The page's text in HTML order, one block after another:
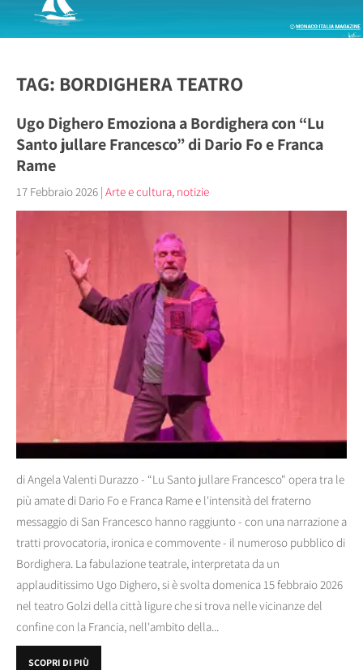
TAG: BORDIGHERA TEATRO
Ugo Dighero Emoziona a Bordighera con “Lu
Santo jullare Francesco” di Dario Fo e Franca
Rame
17 Febbraio 2026 | Arte e cultura, notizie
di Angela Valenti Durazzo - “Lu Santo jullare Francesco" opera tra le
più amate di Dario Fo e Franca Rame e l'intensità del fraterno
messaggio di San Francesco hanno raggiunto - con una narrazione a
tratti provocatoria, ironica e commovente - il numeroso pubblico di
Bordighera. La fabulazione teatrale, interpretata da un
applauditissimo Ugo Dighero, si è svolta domenica 15 febbraio 2026
nel teatro Golzi della città ligure che si trova nelle vicinanze del
confine con la Francia, nell'ambito della...
SCOPRI DI PIÙ